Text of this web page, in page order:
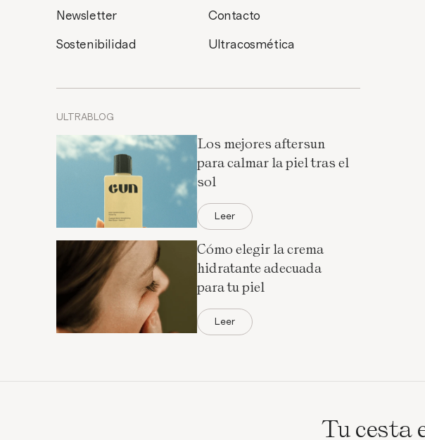
Newsletter Contacto
Sostenibilidad Ultracosmética
ULTRABLOG
Los mejores aftersun
para calmar la piel tras el
sol
Leer
Cómo elegir la crema
hidratante adecuada
para tu piel
Leer
Tu cesta